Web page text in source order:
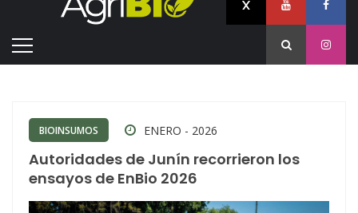
BIOINSUMOS ENERO - 2026
Autoridades de Junín recorrieron los
ensayos de EnBio 2026